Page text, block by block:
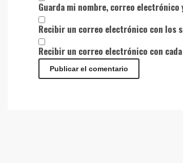
Guarda mi nombre, correo electrónico
Recibir un correo electrónico con los
Recibir un correo electrónico con